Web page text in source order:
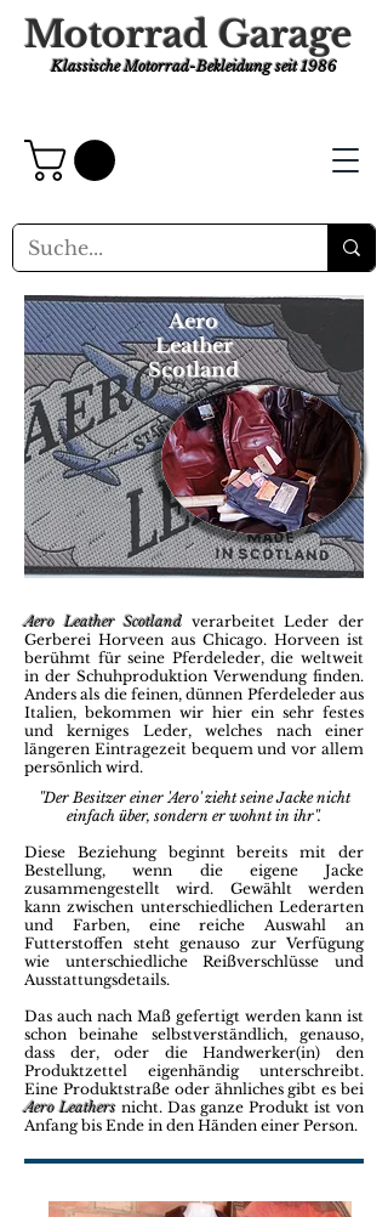
Motorrad Garage
Klassische Motorrad-Bekleidungseit 1986
Aero
Leather
Scotland
Aero Leather Scotland verarbeitet Leder der
Gerberei Horveen aus Chicago. Horveen ist
berühmt für seine Pferdeleder, die weltweit
in der Schuhproduktion Verwendung finden.
Anders als die feinen, dünnen Pferdeleder aus
Italien, bekommen wir hier ein sehr festes
und kerniges Leder, welches nach einer
längeren Eintragezeit bequem und vor allem
persönlich wird.
''Der Besitzer einer 'Aero' zieht seine Jacke nicht
einfach über, sondern er wohnt in ihr''.
Diese Beziehung beginnt bereits mit der
Bestellung, wenn die eigene Jacke
zusammengestellt wird. Gewählt werden
kann zwischen unterschiedlichen Lederarten
und Farben, eine reiche Auswahl an
Futterstoffen steht genauso zur Verfügung
wie unterschiedliche Reißverschlüsse und
Ausstattungsdetails.
Das auch nach Maß gefertigt werden kann ist
schon beinahe selbstverständlich, genauso,
dass der, oder die Handwerker(in) den
Produktzettel eigenhändig unterschreibt.
Eine Produktstraße oder ähnliches gibt es bei
Aero Leathers nicht. Das ganze Produkt ist von
Anfang bis Ende in den Händen einer Person.